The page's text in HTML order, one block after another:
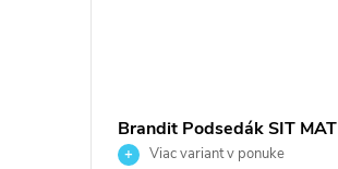
Brandit Podsedák SIT MAT
skladacia
Viac variant v ponuke